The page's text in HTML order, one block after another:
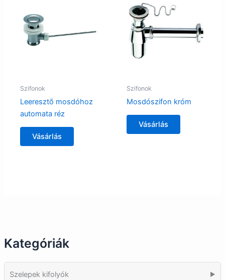
Kategóriák
Szelepek kifolyók ▶
Szifonok
Leeresztő mosdóhoz
automata réz
Vásárlás
Szifonok
Mosdószifon króm
Vásárlás